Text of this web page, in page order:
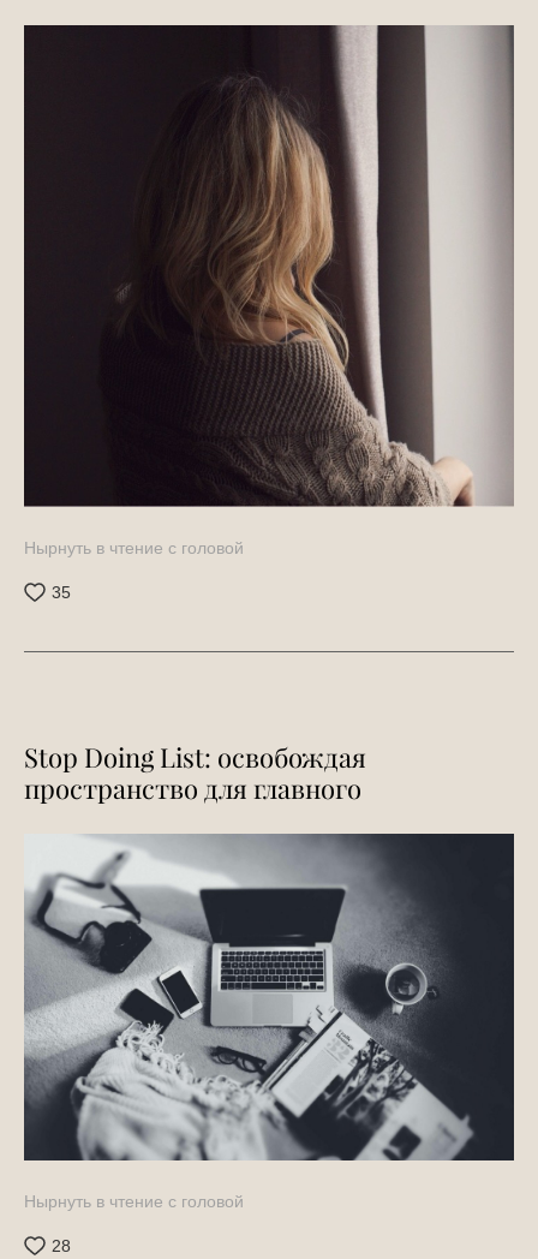
Нырнуть в чтение c головой
35
Stop Doing List: освобождая
пространство для главного
Нырнуть в чтение c головой
28